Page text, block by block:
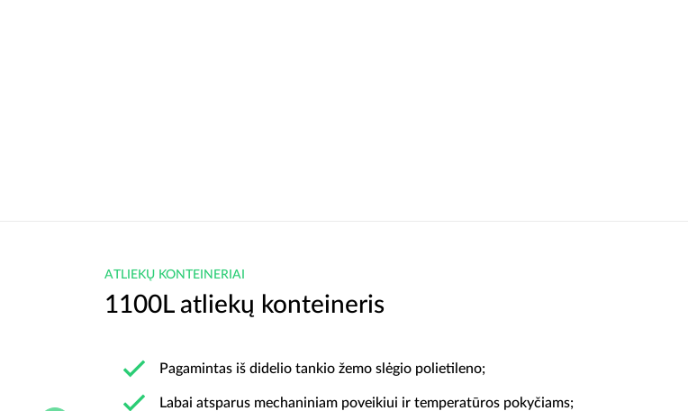
ATLIEKŲ KONTEINERIAI
1100L atliekų konteineris
Pagamintas iš didelio tankio žemo slėgio polietileno;
Labai atsparus mechaniniam poveikiui ir temperatūros pokyčiams;